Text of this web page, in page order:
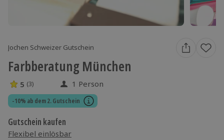
Jochen Schweizer Gutschein
Farbberatung München
5 Sterne von 5 aus 3 Bewertungen
5 (3) 1 Person
-10% ab dem 2. Gutschein
Gutschein kaufen
Flexibel einlösbar